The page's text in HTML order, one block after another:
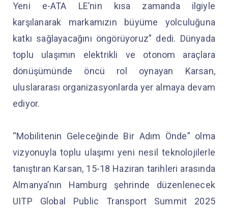
Yeni e-ATA LE’nin kısa zamanda ilgiyle
karşılanarak markamızın büyüme yolculuğuna
katkı sağlayacağını öngörüyoruz” dedi. Dünyada
toplu ulaşımın elektrikli ve otonom araçlara
dönüşümünde öncü rol oynayan Karsan,
uluslararası organizasyonlarda yer almaya devam
ediyor.
“Mobilitenin Geleceğinde Bir Adım Önde” olma
vizyonuyla toplu ulaşımı yeni nesil teknolojilerle
tanıştıran Karsan, 15-18 Haziran tarihleri arasında
Almanya’nın Hamburg şehrinde düzenlenecek
UITP Global Public Transport Summit 2025